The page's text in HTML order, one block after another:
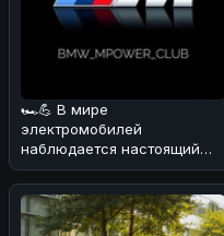
🏎💪 В мире
электромобилей
наблюдается настоящий
бум! 🔥 По данным
июльских продаж, мировой
рынок эл